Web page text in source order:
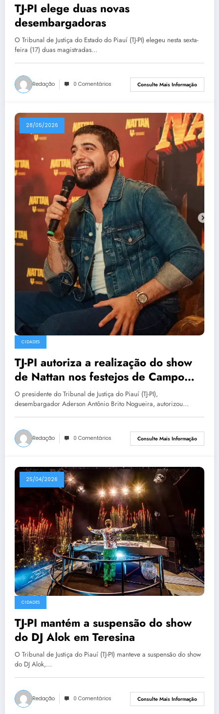
TJ-PI elege duas novas
desembargadoras
O Tribunal de Justiça do Estado do Piauí (TJ-PI) elegeu nesta sexta-
feira (17) duas magistradas…
Redação 0 Comentários Consulte Mais Informação
28/05/2026
CIDADES
TJ-PI autoriza a realização do show
de Nattan nos festejos de Campo
Maior
O presidente do Tribunal de Justiça do Piauí (TJ-PI),
desembargador Aderson Antônio Brito Nogueira, autorizou…
Redação 0 Comentários Consulte Mais Informação
25/04/2026
CIDADES
TJ-PI mantém a suspensão do show
do DJ Alok em Teresina
O Tribunal de Justiça do Piauí (TJ-PI) manteve a suspensão do show
do DJ Alok,…
Redação 0 Comentários Consulte Mais Informação